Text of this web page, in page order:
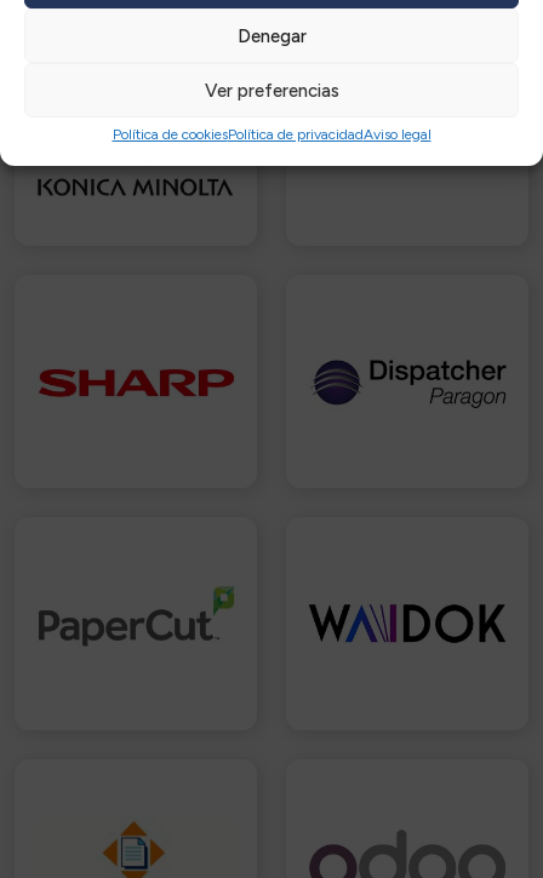
Denegar
Ver preferencias
Política de cookiesPolítica de privacidadAviso legal